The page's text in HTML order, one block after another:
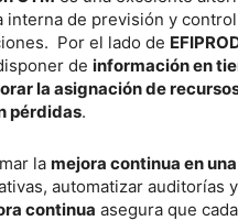
de previsión y
Por el lado de
de información en
la asignación de
pérdidas.
la mejora continua en
automatizar auditorías
continua asegura que